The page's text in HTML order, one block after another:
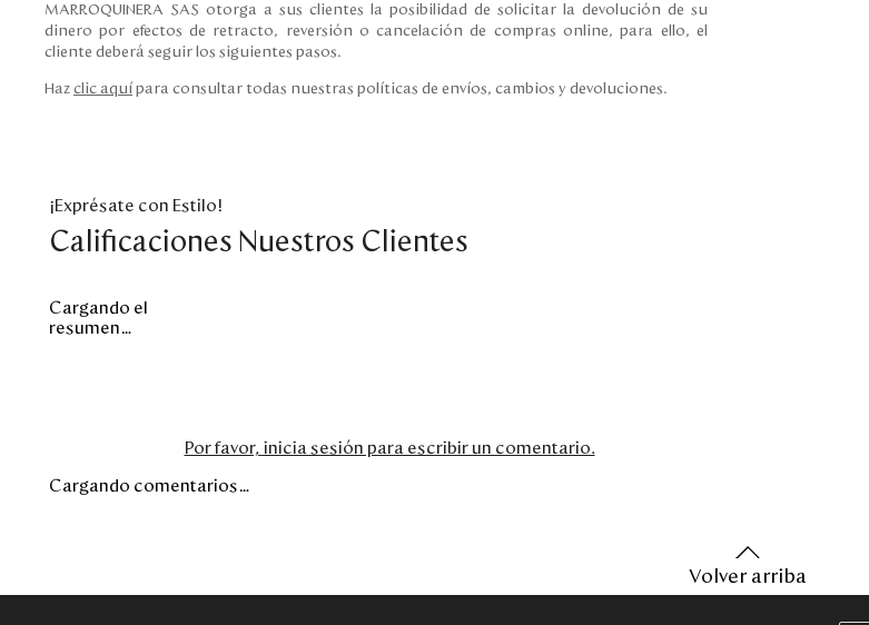
MARROQUINERA SAS otorga a sus clientes la posibilidad de solicitar la devolución de su
dinero por efectos de retracto, reversión o cancelación de compras online, para ello, el
cliente deberá seguir los siguientes pasos.
Haz clic aquí para consultar todas nuestras políticas de envíos, cambios y devoluciones.
¡Exprésate con Estilo!
Calificaciones Nuestros Clientes
Cargando el
resumen…
Por favor, inicia sesión para escribir un comentario.
Cargando comentarios…
Volver arriba